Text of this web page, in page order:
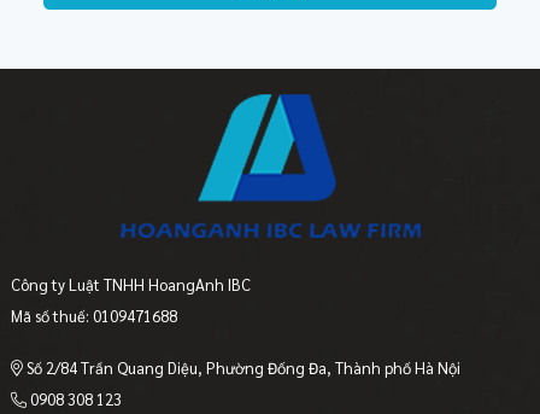
Công ty Luật TNHH HoangAnh IBC
Mã số thuế: 0109471688
Số 2/84 Trần Quang Diệu, Phường Đống Đa, Thành phố Hà Nội
0908 308 123